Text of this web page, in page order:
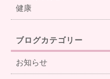
健康
ブログカテゴリー
お知らせ